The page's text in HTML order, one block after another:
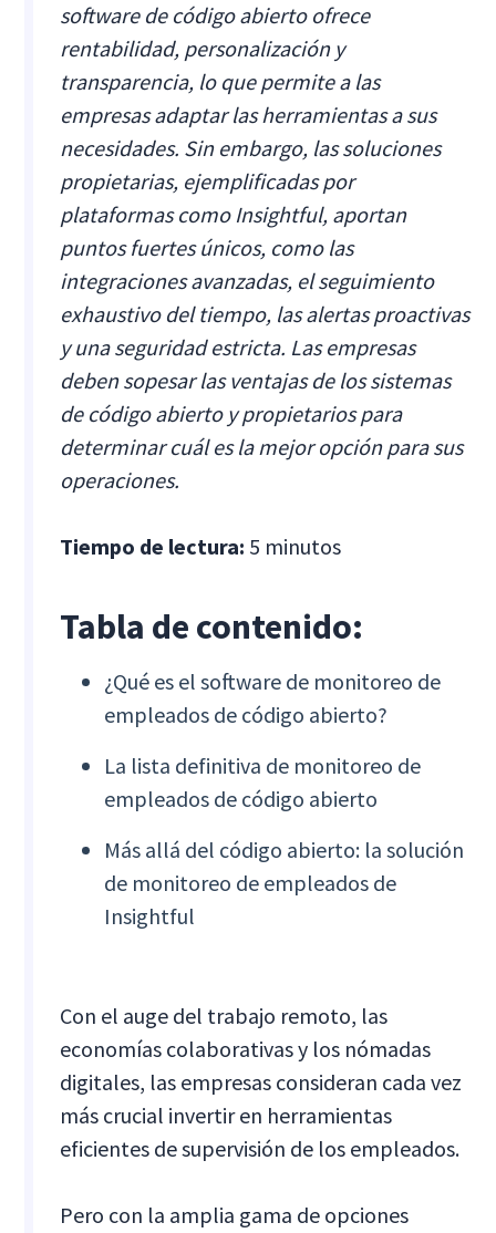
software de código abierto ofrece
rentabilidad, personalización y
transparencia, lo que permite a las
empresas adaptar las herramientas a sus
necesidades. Sin embargo, las soluciones
propietarias, ejemplificadas por
plataformas como Insightful, aportan
puntos fuertes únicos, como las
integraciones avanzadas, el seguimiento
exhaustivo del tiempo, las alertas proactivas
y una seguridad estricta. Las empresas
deben sopesar las ventajas de los sistemas
de código abierto y propietarios para
determinar cuál es la mejor opción para sus
operaciones.
Tiempo de lectura: 5 minutos
Tabla de contenido:
¿Qué es el software de monitoreo de
empleados de código abierto?
La lista definitiva de monitoreo de
empleados de código abierto
Más allá del código abierto: la solución
de monitoreo de empleados de
Insightful
Con el auge del trabajo remoto, las
economías colaborativas y los nómadas
digitales, las empresas consideran cada vez
más crucial invertir en herramientas
eficientes de supervisión de los empleados.
Pero con la amplia gama de opciones